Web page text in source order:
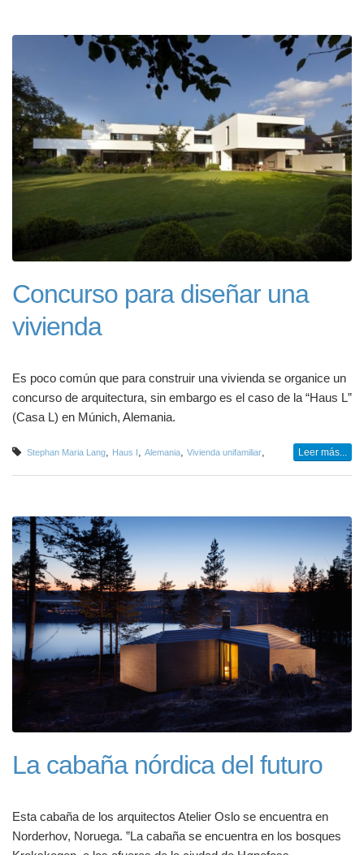
Concurso para diseñar una
vivienda
Es poco común que para construir una vivienda se organice un
concurso de arquitectura, sin embargo es el caso de la “Haus L”
(Casa L) en Múnich, Alemania.
Stephan Maria Lang Haus I Alemania Vivienda unifamiliar Leer más...
La cabaña nórdica del futuro
Esta cabaña de los arquitectos Atelier Oslo se encuentra en
Norderhov, Noruega. ”La cabaña se encuentra en los bosques